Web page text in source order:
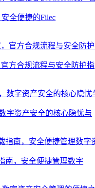
全便捷的Filec
方合规流程与安全防护指
字资产安全的核心隐忧与
南，安全便捷管理数字